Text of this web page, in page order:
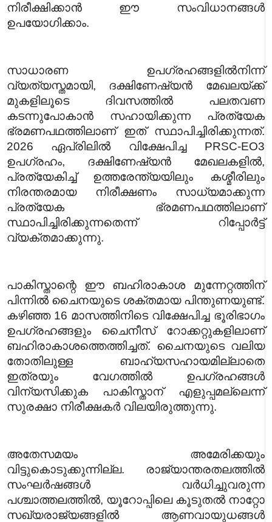
നിരീക്ഷിക്കാൻ ഈ സംവിധാനങ്ങൾ
ഉപയോഗിക്കാം.
സാധാരണ ഉപഗ്രഹങ്ങളിൽനിന്ന്
വ്യത്യസ്തമായി, ദക്ഷിണേഷ്യൻ മേഖലയ്ക്ക്
മുകളിലൂടെ ദിവസത്തിൽ പലതവണ
കടന്നുപോകാൻ സഹായിക്കുന്ന പ്രത്യേക
ഭ്രമണപഥത്തിലാണ് ഇത് സ്ഥാപിച്ചിരിക്കുന്നത്.
2026 ഏപ്രിലിൽ വിക്ഷേപിച്ച PRSC-EO3
ഉപഗ്രഹം, ദക്ഷിണേഷ്യൻ മേഖലകളിൽ,
പ്രത്യേകിച്ച് ഉത്തരേന്ത്യയിലും കശ്മീരിലും
നിരന്തരമായ നിരീക്ഷണം സാധ്യമാക്കുന്ന
പ്രത്യേക ഭ്രമണപഥത്തിലാണ്
സ്ഥാപിച്ചിരിക്കുന്നതെന്ന് റിപ്പോർട്ട്
വ്യക്തമാക്കുന്നു.
പാകിസ്താന്റെ ഈ ബഹിരാകാശ മുന്നേറ്റത്തിന്
പിന്നിൽ ചൈനയുടെ ശക്തമായ പിന്തുണയുണ്ട്.
കഴിഞ്ഞ 16 മാസത്തിനിടെ വിക്ഷേപിച്ച ഭൂരിഭാഗം
ഉപഗ്രഹങ്ങളും ചൈനീസ് റോക്കറ്റുകളിലാണ്
ബഹിരാകാശത്തെത്തിച്ചത്. ചൈനയുടെ വലിയ
തോതിലുള്ള ബാഹ്യസഹായമില്ലാതെ
ഇത്രയും വേഗത്തിൽ ഉപഗ്രഹങ്ങൾ
വിന്യസിക്കുക പാകിസ്താന് എളുപ്പമല്ലെന്ന്
സുരക്ഷാ നിരീക്ഷകർ വിലയിരുത്തുന്നു.
അതേസമയം അമേരിക്കയും
വിട്ടുകൊടുക്കുന്നില്ല. രാജ്യാന്തരതലത്തിൽ
സംഘർഷങ്ങൾ വർധിച്ചുവരുന്ന
പശ്ചാത്തലത്തിൽ, യൂറോപ്പിലെ കൂടുതൽ നാറ്റോ
സഖ്യരാജ്യങ്ങളിൽ ആണവായുധങ്ങൾ